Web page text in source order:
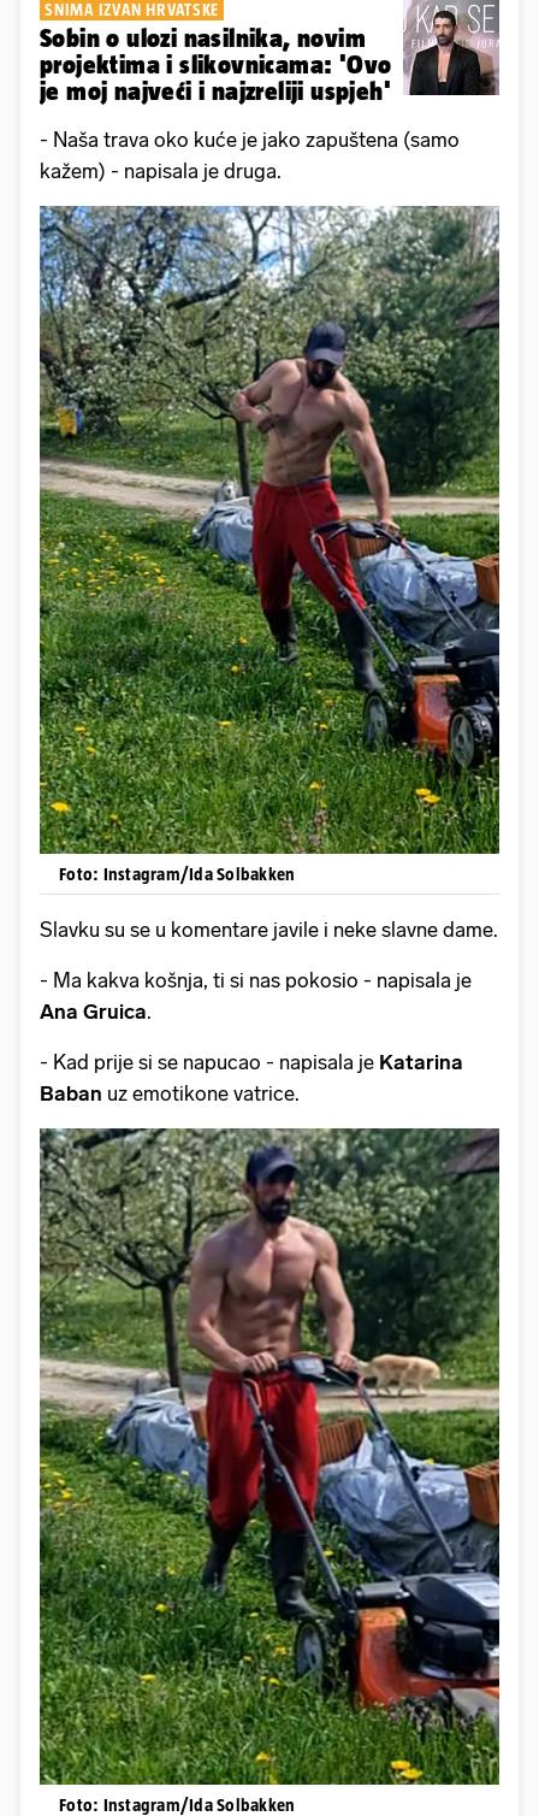
SNIMA IZVAN HRVATSKE
Sobin o ulozi nasilnika, novim
projektima i slikovnicama: 'Ovo
je moj najveći i najzreliji uspjeh'
- Naša trava oko kuće je jako zapuštena (samo
kažem) - napisala je druga.
Foto: Instagram/Ida Solbakken
Slavku su se u komentare javile i neke slavne dame.
- Ma kakva košnja, ti si nas pokosio - napisala je
Ana Gruica.
- Kad prije si se napucao - napisala je Katarina
Baban uz emotikone vatrice.
Foto: Instagram/Ida Solbakken